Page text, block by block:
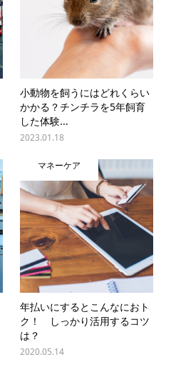
小動物を飼うにはどれくらい
かかる？チンチラを5年飼育
した体験...
2023.01.18
マネーケア
年払いにするとこんなにおト
ク！ しっかり活用するコツ
は？
2020.05.14